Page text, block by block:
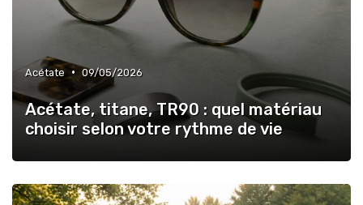
Acétate • 09/05/2026
Acétate, titane, TR90 : quel matériau
choisir selon votre rythme de vie